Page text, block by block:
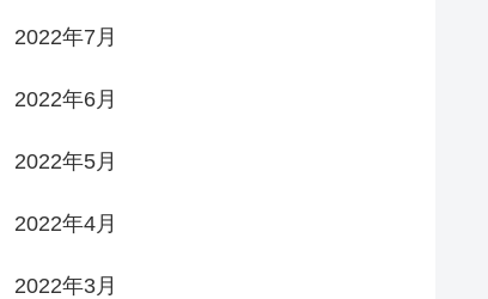
2022年7月
2022年6月
2022年5月
2022年4月
2022年3月